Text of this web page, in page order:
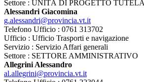
Settore : UNITÀ DI PROGETTO
Alessandri Giacomina
g.alessandri@provincia.vt.it
Telefono Ufficio : 0761 313702
Ufficio : Ufficio Trasporti e navigazione
Servizio : Servizio Affari generali
Settore : SETTORE AMMINISTRATIVO
Allegrini Alessandro
al.allegrini@provincia.vt.it